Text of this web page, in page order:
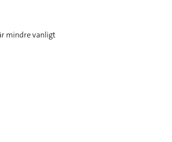
mindre vanligt